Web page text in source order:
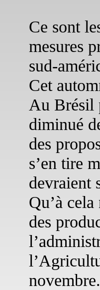
Ce sont
mesures
sud-
Cet
Au Brésil
diminué
des
s’en tire
devraient
Qu’à
des
novembre.